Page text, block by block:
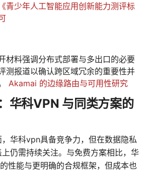
青少年人工智能应用创新能力测评标
材料强调分布式部署与多出口的必要
测报道以确认跨区域冗余的重要性并
Akamai 的边缘路由与可用性研究
华科VPN 与同类方案的
华科vpn具备竞争力，但在数据隐私
仍需持续关注。与免费方案相比，华
性能与更明确的合规框架，但成本也